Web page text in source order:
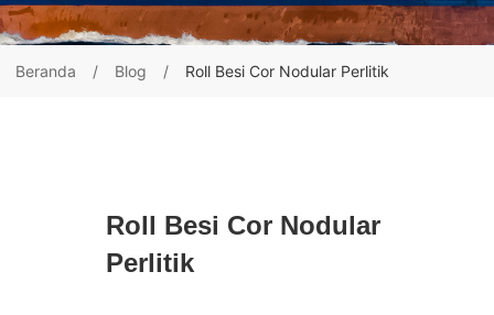
Beranda Blog Roll Besi Cor Nodular Perlitik
Roll Besi Cor Nodular
Perlitik